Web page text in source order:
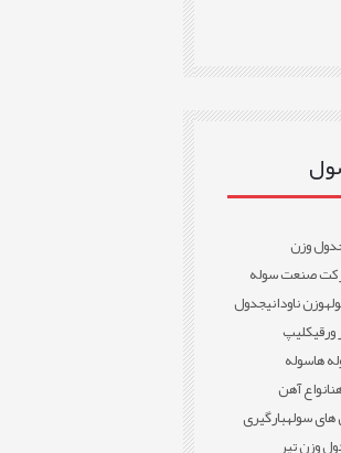
وزن
صنعت سوله
وزن ناودانیجدول
کلیپ
هاسوله
انواع آهن
سولهبارگیری
وزن تیر